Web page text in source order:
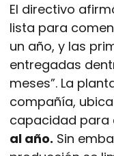
El directivo
lista para
un año, y las
entregadas
meses”. La
compañía,
capacidad para
al año. Sin